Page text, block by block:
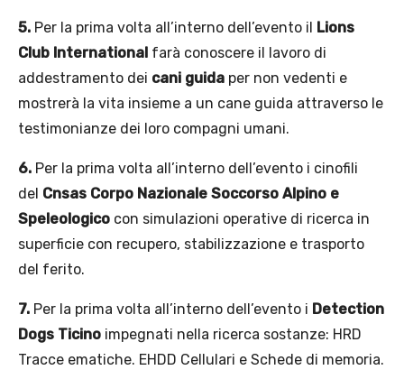
5. Per la prima volta all’interno dell’evento il Lions
Club International farà conoscere il lavoro di
addestramento dei cani guida per non vedenti e
mostrerà la vita insieme a un cane guida attraverso le
testimonianze dei loro compagni umani.
6. Per la prima volta all’interno dell’evento i cinofili
del Cnsas Corpo Nazionale Soccorso Alpino e
Speleologico con simulazioni operative di ricerca in
superficie con recupero, stabilizzazione e trasporto
del ferito.
7. Per la prima volta all’interno dell’evento i Detection
Dogs Ticino impegnati nella ricerca sostanze: HRD
Tracce ematiche. EHDD Cellulari e Schede di memoria.